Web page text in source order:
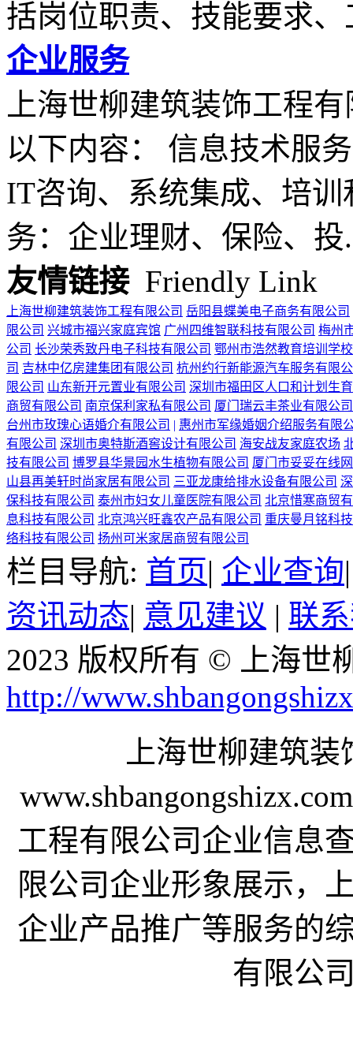
括岗位职责、技能要求、
企业服务
上海世柳建筑装饰工程
以下内容： 信息技术服
IT咨询、系统集成、培
务：企业理财、保险、投
友情链接Friendly Link
上海世柳建筑装饰工程有限公司 岳阳县蝶美电子商务有限公司
限公司 兴城市福兴家庭宾馆 广州四维智联科技有限公司 梅州
公司 长沙荣秀致丹电子科技有限公司 鄂州市浩然教育培训学
司 吉林中亿房建集团有限公司 杭州约行新能源汽车服务有限
限公司 山东新开元置业有限公司 深圳市福田区人口和计划生
商贸有限公司 南京保利家私有限公司 厦门瑞云丰茶业有限公司
台州市玫瑰心语婚介有限公司 | 惠州市军缘婚姻介绍服务有限
有限公司 深圳市奥特斯酒窖设计有限公司 海安战友家庭农场
技有限公司 博罗县华景园水生植物有限公司 厦门市妥妥在线
山县再美轩时尚家居有限公司 三亚龙康给排水设备有限公司
保科技有限公司 泰州市妇女儿童医院有限公司 北京惜寒商贸
息科技有限公司 北京鸿兴旺鑫农产品有限公司 重庆曼月铭科
络科技有限公司 扬州可米家居商贸有限公司
栏目导航: 首页| 企业查询
资讯动态| 意见建议 | 联
2023 版权所有 © 上海
http://
上海世柳建筑
工程有限公司企业信息
限公司企业形象展示，
企业产品推广等服务的
有限公